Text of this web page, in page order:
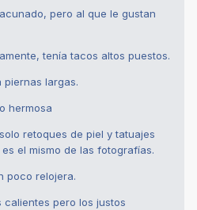
pero al que le gustan
tenía tacos altos puestos.
piernas largas.
hermosa
retoques de piel y tatuajes
el mismo de las fotografías.
poco relojera.
calientes pero los justos